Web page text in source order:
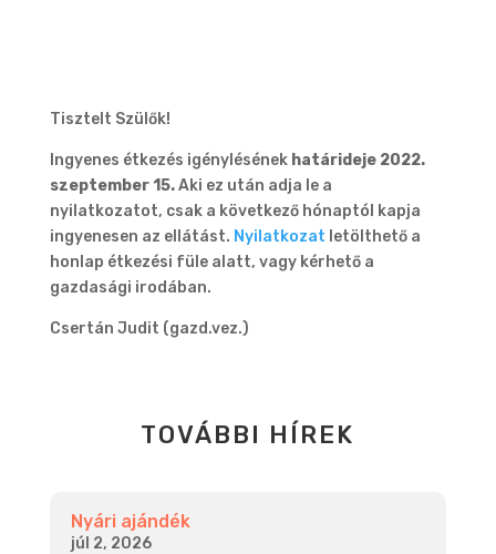
Tisztelt Szülők!
Ingyenes étkezés igénylésének határideje 2022.
szeptember 15.Aki ez után adja le a
nyilatkozatot, csak a következő hónaptól kapja
ingyenesen az ellátást. Nyilatkozat letölthető a
honlap étkezési füle alatt, vagy kérhető a
gazdasági irodában.
Csertán Judit (gazd.vez.)
TOVÁBBI HÍREK
Nyári ajándék
júl 2, 2026